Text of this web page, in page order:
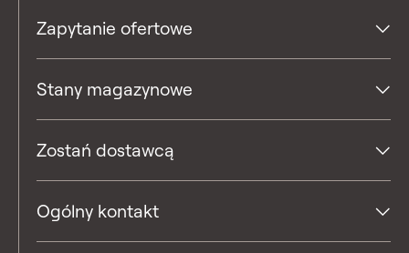
Zapytanie ofertowe
Stany magazynowe
Zostań dostawcą
Ogólny kontakt